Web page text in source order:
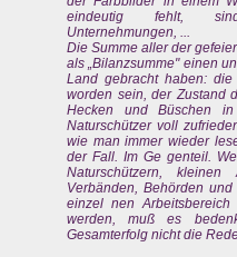
eindeutig fehlt,
Unternehmungen, ...
Die Summe aller der
als „Bilanzsumme" einen
Land gebracht haben:
worden sein, der Zustand
Hecken und Büschen
Naturschützer voll
wie man immer wieder
der Fall. Im Ge genteil.
Naturschützern, kleinen
Verbänden, Behörden
einzel nen
werden, muß es
Gesamterfolg nicht die